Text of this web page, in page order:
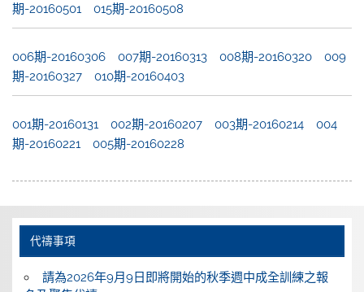
期-20160501
015期-20160508
006期-20160306 007期-20160313 008期-20160320
009
期-20160327
010期-20160403
001期-20160131 002期-20160207 003期-20160214
004
期-20160221
005期-20160228
代禱事項
請為2026年9月9日即將開始的秋季週中成全訓練之報